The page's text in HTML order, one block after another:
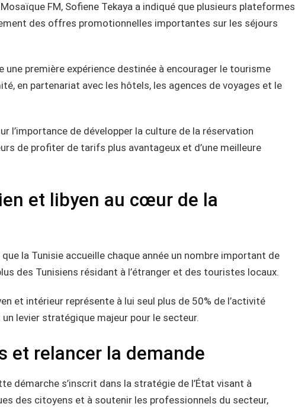
FM, Sofiene Tekaya a indiqué que plusieurs plateformes
des offres promotionnelles importantes sur les séjours
première expérience destinée à encourager le tourisme
en partenariat avec les hôtels, les agences de voyages et le
l’importance de développer la culture de la réservation
de profiter de tarifs plus avantageux et d’une meilleure
et libyen au cœur de la
la Tunisie accueille chaque année un nombre important de
des Tunisiens résidant à l’étranger et des touristes locaux.
et intérieur représente à lui seul plus de 50% de l’activité
levier stratégique majeur pour le secteur.
et relancer la demande
démarche s’inscrit dans la stratégie de l’État visant à
des citoyens et à soutenir les professionnels du secteur,